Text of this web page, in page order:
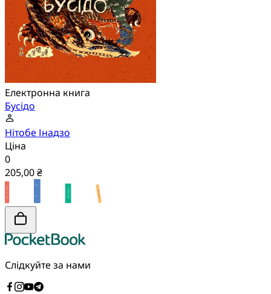
Електронна книга
Бусідо
Нітобе Інадзо
Ціна
0
205,00 ₴
Слідкуйте за нами